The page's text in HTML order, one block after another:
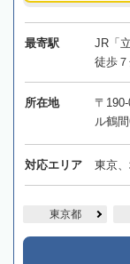
最寄駅
JR「
徒歩
所在地
〒
ル鶴
対応エリア 東京
東京都